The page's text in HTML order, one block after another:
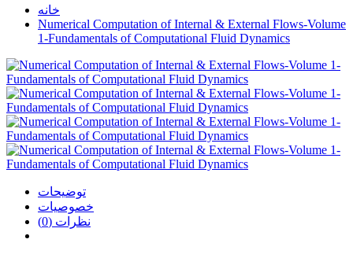
خانه
Numerical Computation of Internal & External Flows-Volume
1-Fundamentals of Computational Fluid Dynamics
توضیحات
خصوصیات
نظرات (0)